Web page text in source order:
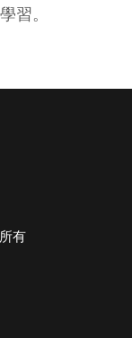
習。
有